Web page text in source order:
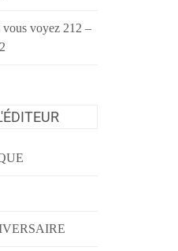
vous voyez 212 –